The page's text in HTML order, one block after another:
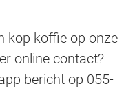
kop koffie op onze
online contact?
bericht op 055-